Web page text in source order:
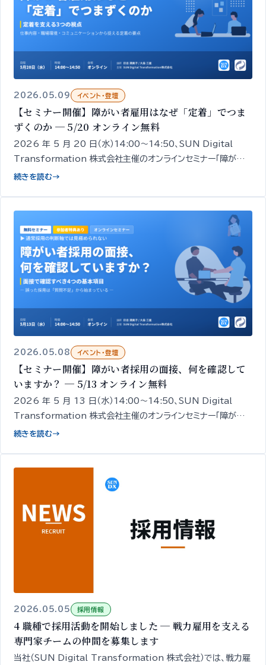
2026.05.09 イベント・登壇
【セミナー開催】障がい者雇用はなぜ「定着」でつま
ずくのか ─ 5/20 オンライン無料
2026 年 5 月 20 日（水）14:00〜14:50、SUN Digital
Transformation 株式会社主催のオンラインセミナー「障がい
者雇用はなぜ『定着』でつまずくのか ─ 定着を支える 3 つの視
続きを読む→
2026.05.08 イベント・登壇
【セミナー開催】障がい者採用の面接、何を確認して
いますか？ ─ 5/13 オンライン無料
2026 年 5 月 13 日（水）14:00〜14:50、SUN Digital
Transformation 株式会社主催のオンラインセミナー「障がい
者採用の面接、何を確認していますか？」を開催します。経営者・人
続きを読む→
2026.05.05 採用情報
4 職種で採用活動を開始しました ─ 戦力雇用を支える
専門家チームの仲間を募集します
当社（SUN Digital Transformation 株式会社）では、戦力雇